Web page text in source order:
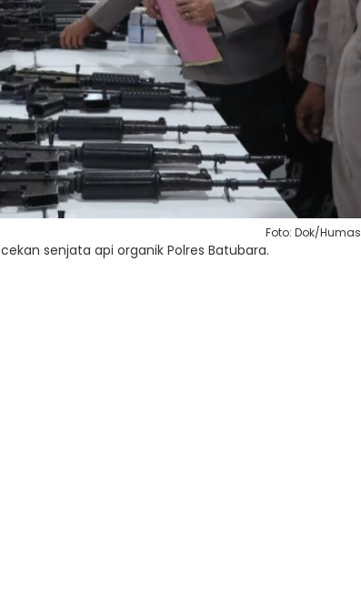
Foto: Dok/Humas
senjata api organik Polres Batubara.